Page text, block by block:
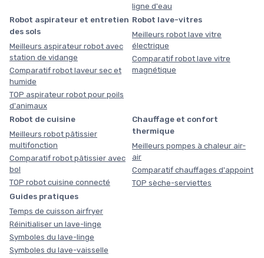
ligne d'eau
Robot aspirateur et entretien
des sols
Meilleurs aspirateur robot avec
station de vidange
Comparatif robot laveur sec et
humide
TOP aspirateur robot pour poils
d'animaux
Robot lave-vitres
Meilleurs robot lave vitre
électrique
Comparatif robot lave vitre
magnétique
Robot de cuisine
Meilleurs robot pâtissier
multifonction
Comparatif robot pâtissier avec
bol
TOP robot cuisine connecté
Chauffage et confort
thermique
Meilleurs pompes à chaleur air-
air
Comparatif chauffages d'appoint
TOP sèche-serviettes
Guides pratiques
Temps de cuisson airfryer
Réinitialiser un lave-linge
Symboles du lave-linge
Symboles du lave-vaisselle